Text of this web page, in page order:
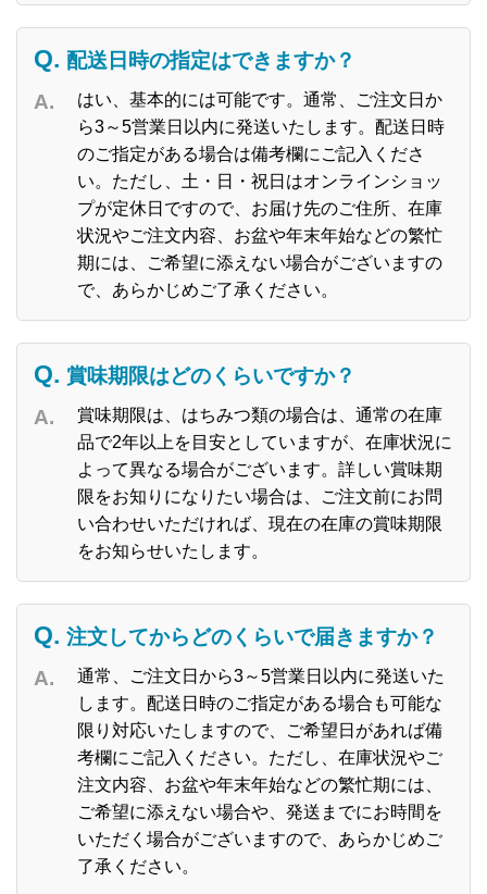
配送日時の指定はできますか？
はい、基本的には可能です。通常、ご注文日か
ら3～5営業日以内に発送いたします。配送日時
のご指定がある場合は備考欄にご記入くださ
い。ただし、土・日・祝日はオンラインショッ
プが定休日ですので、お届け先のご住所、在庫
状況やご注文内容、お盆や年末年始などの繁忙
期には、ご希望に添えない場合がございますの
で、あらかじめご了承ください。
賞味期限はどのくらいですか？
賞味期限は、はちみつ類の場合は、通常の在庫
品で2年以上を目安としていますが、在庫状況に
よって異なる場合がございます。詳しい賞味期
限をお知りになりたい場合は、ご注文前にお問
い合わせいただければ、現在の在庫の賞味期限
をお知らせいたします。
注文してからどのくらいで届きますか？
通常、ご注文日から3～5営業日以内に発送いた
します。配送日時のご指定がある場合も可能な
限り対応いたしますので、ご希望日があれば備
考欄にご記入ください。ただし、在庫状況やご
注文内容、お盆や年末年始などの繁忙期には、
ご希望に添えない場合や、発送までにお時間を
いただく場合がございますので、あらかじめご
了承ください。